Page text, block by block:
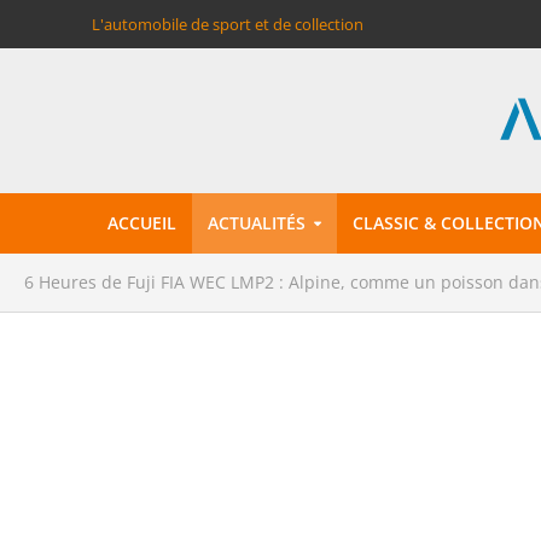
L'automobile de sport et de collection
ACCUEIL ACTUALITÉS CLASSIC &
6 Heures de Fuji FIA WEC LMP2 : Alpine, comme un poisson